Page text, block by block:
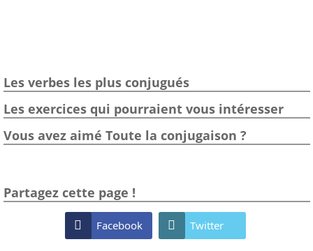
Les verbes les plus conjugués
Les exercices qui pourraient vous intéresser
Vous avez aimé Toute la conjugaison ?
Partagez cette page !
 Facebook  Twitter